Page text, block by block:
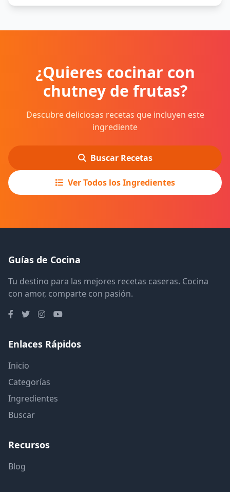
¿Quieres cocinar con
chutney de frutas?
Descubre deliciosas recetas que incluyen este
ingrediente
Buscar Recetas
Ver Todos los Ingredientes
Guías de Cocina
Tu destino para las mejores recetas caseras. Cocina
con amor, comparte con pasión.
Enlaces Rápidos
Inicio
Categorías
Ingredientes
Buscar
Recursos
Blog